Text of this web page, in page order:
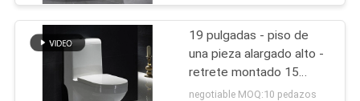
19 pulgadas - piso de
una pieza alargado alto -
retrete montado 15
pulgadas
negotiable MOQ:10 pedazos